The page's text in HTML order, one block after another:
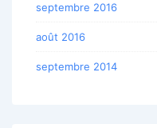
septembre 2016
août 2016
septembre 2014